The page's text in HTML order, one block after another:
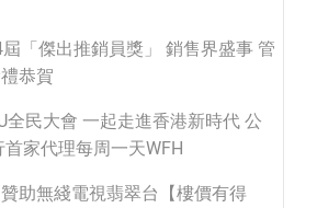
「傑出推銷員獎」 銷售界盛事 管
恭賀
全民大會 一起走進香港新時代 公
家代理每周一天WFH
助無綫電視翡翠台【樓價有得